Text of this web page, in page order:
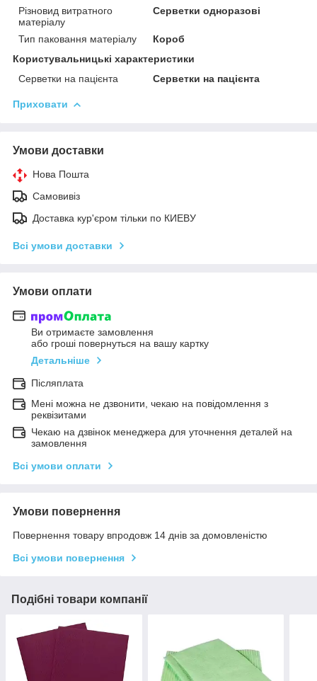
Різновид витратного
матеріалу
Серветки одноразові
Тип паковання матеріалу
Короб
Користувальницькі характеристики
Серветки на пацієнта
Серветки на пацієнта
Приховати
Умови доставки
Нова Пошта
Самовивіз
Доставка кур'єром тільки по КИЕВУ
Всі умови доставки
Умови оплати
Ви отримаєте замовлення
або гроші повернуться на вашу картку
Детальніше
Післяплата
Мені можна не дзвонити, чекаю на повідомлення з
реквізитами
Чекаю на дзвінок менеджера для уточнення деталей на
замовлення
Всі умови оплати
Умови повернення
Повернення товару впродовж 14 днів за домовленістю
Всі умови повернення
Подібні товари компанії